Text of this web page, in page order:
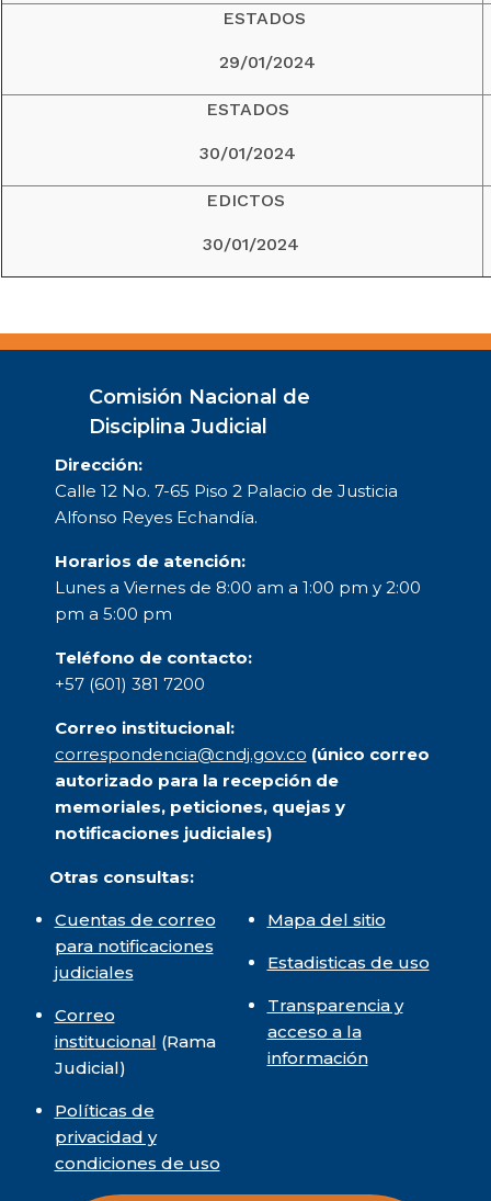
ESTADOS
29/01/2024
ESTADOS
30/01/2024
EDICTOS
30/01/2024
Comisión Nacional de
Disciplina Judicial
Dirección:
Calle 12 No. 7-65 Piso 2 Palacio de Justicia
Alfonso Reyes Echandía.
Horarios de atención:
Lunes a Viernes de 8:00 am a 1:00 pm y 2:00
pm a 5:00 pm
Teléfono de contacto:
+57 (601) 381 7200
Correo institucional:
correspondencia@cndj.gov.co (único correo
autorizado para la recepción de
memoriales, peticiones, quejas y
notificaciones judiciales)
Otras consultas:
Cuentas de correo
para notificaciones
judiciales
Correo
institucional (Rama
Judicial)
Políticas de
privacidad y
condiciones de uso
Mapa del sitio
Estadisticas de uso
Transparencia y
acceso a la
información